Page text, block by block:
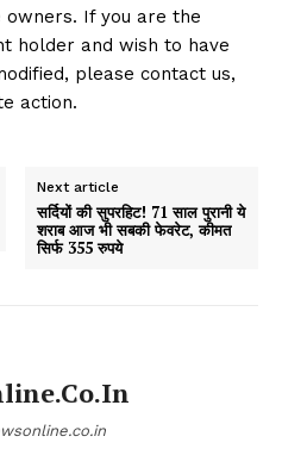
If you are the
holder and wish to have
please contact us,
action.
Next article
सर्दियों की सुपरहिट! 71 साल पुरानी ये
शराब आज भी सबकी फेवरेट, कीमत
सिर्फ 355 रुपये